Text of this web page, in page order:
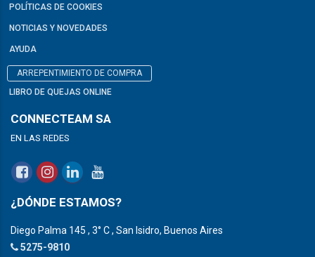
POLÍTICAS DE COOKIES
NOTICIAS Y NOVEDADES
AYUDA
ARREPENTIMIENTO DE COMPRA
LIBRO DE QUEJAS ONLINE
CONNECTEAM SA
EN LAS REDES
¿DÓNDE ESTAMOS?
Diego Palma 145 , 3° C , San Isidro, Buenos Aires
5275-9810